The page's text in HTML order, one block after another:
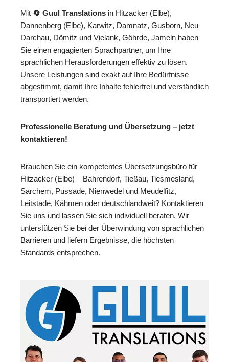
Mit 🔄 Guul Translations in Hitzacker (Elbe),
Dannenberg (Elbe), Karwitz, Damnatz, Gusborn, Neu
Darchau, Dömitz und Vielank, Göhrde, Jameln haben
Sie einen engagierten Sprachpartner, um Ihre
sprachlichen Herausforderungen effektiv zu lösen.
Unsere Leistungen sind exakt auf Ihre Bedürfnisse
abgestimmt, damit Ihre Inhalte fehlerfrei und verständlich
transportiert werden.
Professionelle Beratung und Übersetzung – jetzt
kontaktieren!
Brauchen Sie ein kompetentes Übersetzungsbüro für
Hitzacker (Elbe) – Bahrendorf, Tießau, Tiesmesland,
Sarchem, Pussade, Nienwedel und Meudelfitz,
Leitstade, Kähmen oder deutschlandweit? Kontaktieren
Sie uns und lassen Sie sich individuell beraten. Wir
unterstützen Sie bei der Überwindung von sprachlichen
Barrieren und liefern Ergebnisse, die höchsten
Standards entsprechen.